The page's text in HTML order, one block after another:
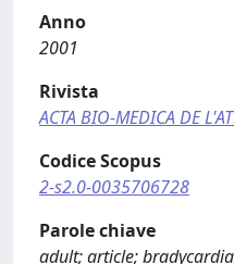
Anno
2001
Rivista
ACTA BIO-MEDICA DE
Codice Scopus
2-s2.0-0035706728
Parole chiave
adult; article;